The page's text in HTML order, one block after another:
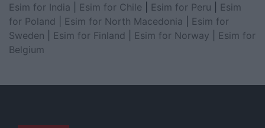
Esim for India
Esim for Chile Esim for Peru
Esim
for Poland
Esim for North Macedonia
Esim for
Sweden
Esim for Finland Esim for Norway
Esim for
Belgium